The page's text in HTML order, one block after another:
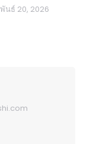
นธ์ 20, 2026